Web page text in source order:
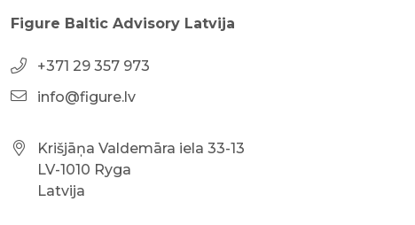
Figure Baltic Advisory Latvija
+371 29 357 973
info@figure.lv
Krišjāņa Valdemāra iela 33-13
LV-1010 Ryga
Latvija